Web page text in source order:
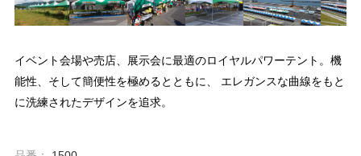
イベント会場や売店、展示会に最適のロイヤルパワーテント。機
能性、そして簡便性を極めるとともに、 エレガンスな曲線をもと
に洗練されたデザインを追求。